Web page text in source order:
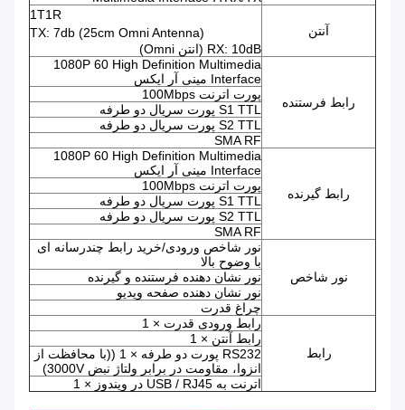
آنتن
1T1R
TX: 7db (25cm Omni Antenna)
RX: 10dB (انتن Omni)
رابط فرستنده
1080P 60 High Definition Multimedia
Interface مینی آر ایکس
پورت اترنت 100Mbps
S1 TTL پورت سریال دو طرفه
S2 TTL پورت سریال دو طرفه
SMA RF
رابط گیرنده
1080P 60 High Definition Multimedia
Interface مینی آر ایکس
پورت اترنت 100Mbps
S1 TTL پورت سریال دو طرفه
S2 TTL پورت سریال دو طرفه
SMA RF
نور شاخص
نور شاخص ورودی/خرید رابط چندرسانه ای
با وضوح بالا
نور نشان دهنده فرستنده و گیرنده
نور نشان دهنده صفحه ویدیو
چراغ قدرت
رابط
رابط ورودی قدرت × 1
رابط آنتن × 1
RS232 پورت دو طرفه × 1 ((با محافظت از
انزوا، مقاومت در برابر ولتاژ نبض 3000V)
اترنت به USB / RJ45 در ویندوز × 1